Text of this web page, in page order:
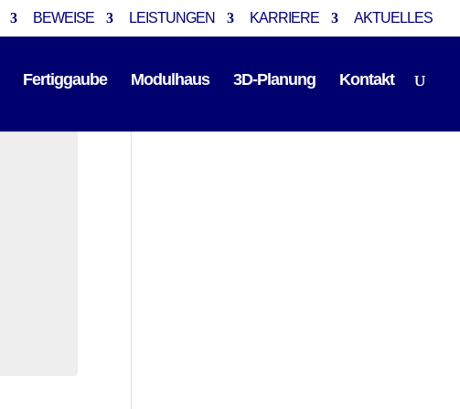
BEWEISE LEISTUNGEN KARRIERE AKTUELLES
Fertiggaube Modulhaus 3D-Planung Kontakt